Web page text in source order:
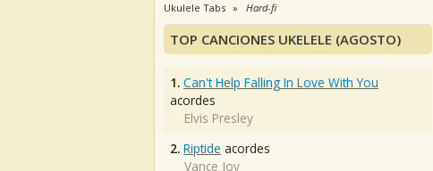
Ukulele Tabs Hard-fi
TOP CANCIONES UKELELE (AGOSTO)
1. Can't Help Falling In Love With You
acordes
Elvis Presley
2. Riptide acordes
Vance Joy